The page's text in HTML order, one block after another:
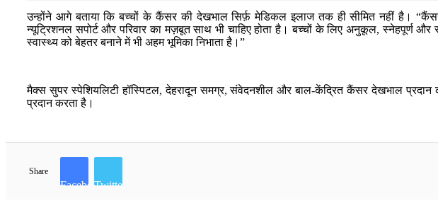
उन्होंने आगे बताया कि बच्चों के कैंसर की देखभाल सिर्फ़ मेडिकल इलाज तक ही सीमित नहीं है।
न्यूट्रिशनल सपोर्ट और परिवार का मज़बूत साथ भी चाहिए होता है। बच्चों के लिए अनुकूल,
स्वास्थ्य को बेहतर बनाने में भी अहम भूमिका निभाता है।”
मैक्स सुपर स्पेशियलिटी हॉस्पिटल, देहरादून समग्र, संवेदनशील और बाल-केंद्रित कैंसर देखभाल प्रदान
प्रदान करता है।
Share
FacebookTwitter